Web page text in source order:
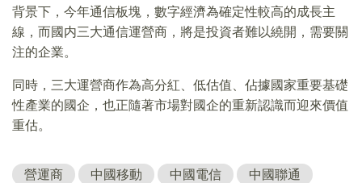
背景下，今年通信板塊，數字經濟為確定性較高的成長主
線，而國内三大通信運營商，將是投資者難以繞開，需要關
注的企業。
同時，三大運營商作為高分紅、低估值、佔據國家重要基礎
性產業的國企，也正隨著市場對國企的重新認識而迎來價值
重估。
營運商 中國移動 中國電信 中國聯通